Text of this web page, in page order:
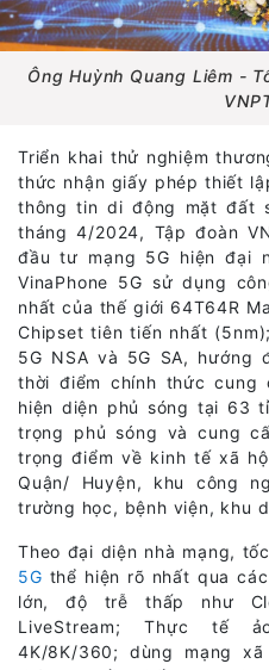
Ông Huỳnh Quang Liêm -
Triển khai thử nghiệm
thức nhận giấy phép thiết
thông tin di động mặt đất
tháng 4/2024, Tập đoàn
đầu tư mạng 5G hiện đại
VinaPhone 5G sử dụng
nhất của thế giới 64T64R
Chipset tiên tiến nhất
5G NSA và 5G SA, hướng
thời điểm chính thức cung
hiện diện phủ sóng tại 63
trọng phủ sóng và cung
trọng điểm về kinh tế xã
Quận/ Huyện, khu công
trường học, bệnh viện, khu
Theo đại diện nhà mạng,
5G thể hiện rõ nhất qua
lớn, độ trễ thấp như
LiveStream; Thực tế
4K/8K/360; dùng mạng